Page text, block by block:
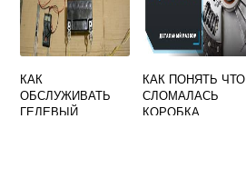
КАК
ОБСЛУЖИВАТЬ
ГЕЛЕВЫЙ
КАК ПОНЯТЬ ЧТО
СЛОМАЛАСЬ
КОРОБКА